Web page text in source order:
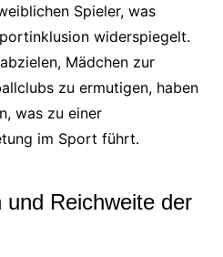
Spieler, was
widerspiegelt.
Mädchen zur
zu ermutigen, haben
was zu einer
im Sport führt.
Reichweite der